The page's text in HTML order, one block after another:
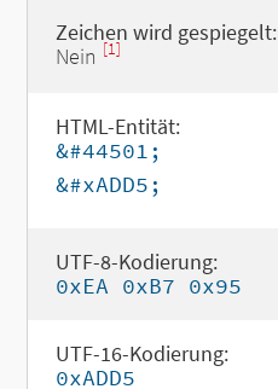
Zeichen wird gespiegelt:
Nein [1]
HTML-Entität:
&#44501;
&#xADD5;
UTF-8-Kodierung:
0xEA 0xB7 0x95
UTF-16-Kodierung:
0xADD5